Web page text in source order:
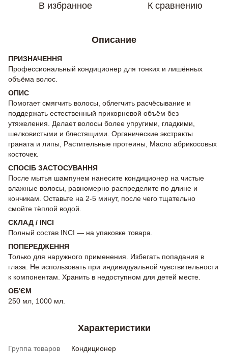
В избранное К сравнению
Описание
ПРИЗНАЧЕННЯ
Профессиональный кондиционер для тонких и лишённых
объёма волос.
ОПИС
Помогает смягчить волосы, облегчить расчёсывание и
поддержать естественный прикорневой объём без
утяжеления. Делает волосы более упругими, гладкими,
шелковистыми и блестящими. Органические экстракты
граната и липы, Растительные протеины, Масло абрикосовых
косточек.
СПОСІБ ЗАСТОСУВАННЯ
После мытья шампунем нанесите кондиционер на чистые
влажные волосы, равномерно распределите по длине и
кончикам. Оставьте на 2-5 минут, после чего тщательно
смойте тёплой водой.
СКЛАД / INCI
Полный состав INCI — на упаковке товара.
ПОПЕРЕДЖЕННЯ
Только для наружного применения. Избегать попадания в
глаза. Не использовать при индивидуальной чувствительности
к компонентам. Хранить в недоступном для детей месте.
ОБ'ЄМ
250 мл, 1000 мл.
Характеристики
Группа товаров
Кондиционер